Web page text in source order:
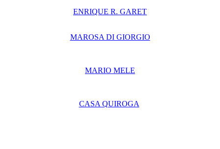
ENRIQUE R. GARET
MAROSA DI GIORGIO
MARIO MELE
CASA QUIROGA